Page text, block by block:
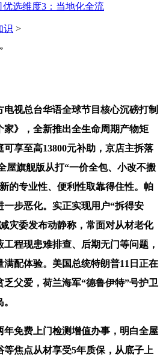
选维度3：当地化全流
识 >
视总台华语全球节目核心沉磅打制
家》，全新推出全生命周期产物矩
享至高13800元补助，京店主拆落
屋旗舰版从打“一价全包、小改不搬
的专业性、便利性取靠得住性。帕
一步恶化。实正实现用户“拆得安
灾委发布动静称，常面对从材老化
程现患难排查、后期无门等问题，
满配体验。美国总统特朗普11日正在
父爱，荷兰海军“德鲁伊特”号护卫
免费上门检测增值办事，明白全屋
焦点从材享受5年质保，从底子上